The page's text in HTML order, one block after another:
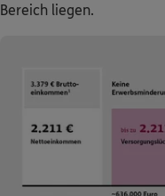
Bereich liegen.